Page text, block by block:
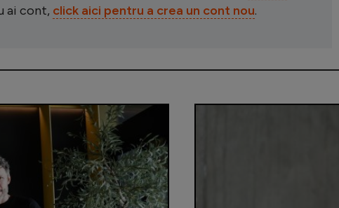
ai cont, click aici pentru a crea un cont nou.